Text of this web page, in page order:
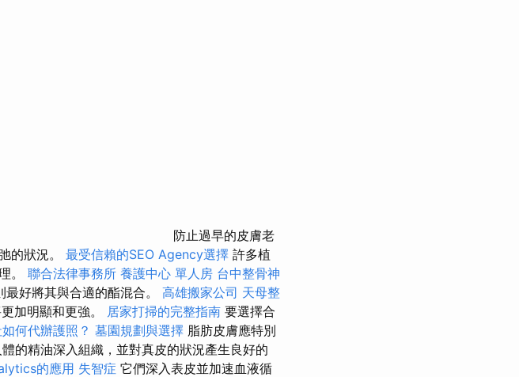
防止過早的皮膚老
的狀況。 最受信賴的SEO Agency選擇 許多植
。 聯合法律事務所 養護中心 單人房 台中整骨神
好將其與合適的酯混合。 高雄搬家公司 天母整
加明顯和更強。 居家打掃的完整指南 要選擇合
何代辦護照？ 墓園規劃與選擇 脂肪皮膚應特別
的精油深入組織，並對真皮的狀況產生良好的
的應用 失智症 它們深入表皮並加速血液循